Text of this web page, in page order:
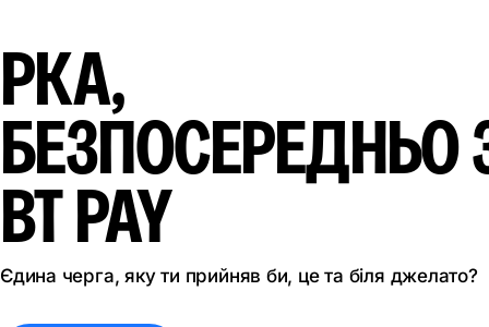
РКА,
БЕЗПОСЕРЕДНЬО
BT PAY
Єдина черга, яку ти прийняв би, це та біля джелато?